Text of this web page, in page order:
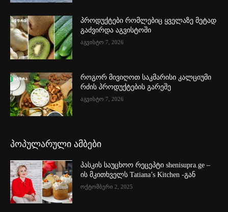
პროდუქტები რომლებიც ყველაზე მეტად
გაძვირდა აგვისტოში
აგვისტო 7, 2026
როგორ მივიღოთ საკმარისი კალციუმი
რძის პროდუქტების გარეშე
აგვისტო 7, 2026
პოპულარული ამბები
პასკის საუცხოო რეცეპტი shenisupra.ge –
ის მკითხველს Tatiana’s Kitchen -გან
ოქტომბერი 2, 2025